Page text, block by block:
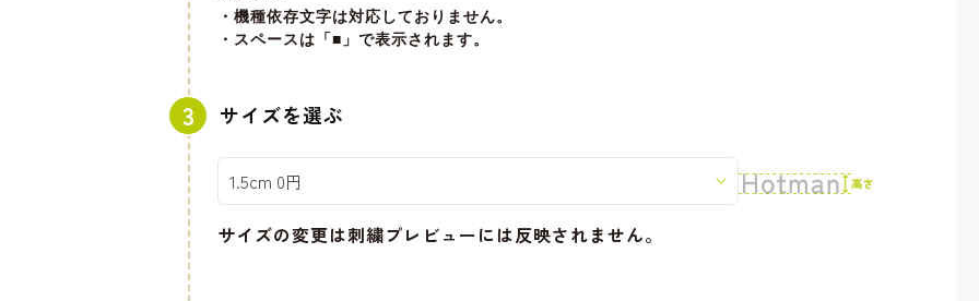
・機種依存文字は対応しておりません。
・スペースは「■」で表示されます。
サイズを選ぶ
サイズの変更は刺繍プレビューには反映されません。